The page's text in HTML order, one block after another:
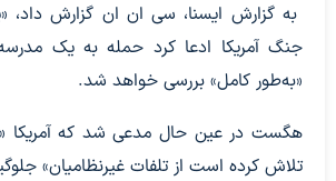
به گزارش ایسنا، سی ان ان گزارش
جنگ آمریکا ادعا کرد حمله‌ به یک مدرسه
«به‌طور کامل» بررسی خواهد شد.
هگست در عین حال مدعی شد که آمریکا
تلاش کرده است از تلفات غیرنظامیان»